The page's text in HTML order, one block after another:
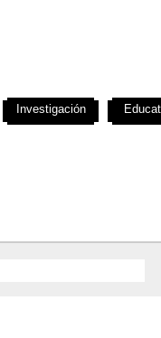
Investigación